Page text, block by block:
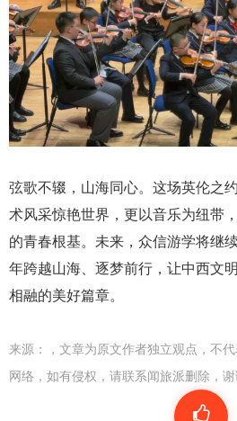
弦歌不辍，山海同心。这场英伦之
术风采惊艳世界，更以音乐为纽带
的青春根基。未来，众信游学将继
年跨越山海、逐梦前行，让中西文
相融的美好篇章。
来源：
，文章为原文作者独立观点，不
网络，如有侵权，请联系闻旅派删除，